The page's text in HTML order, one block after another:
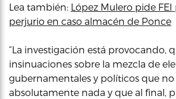
Lea también: López Mulero pide
perjurio en caso almacén de Ponce
“La investigación está provocando,
insinuaciones sobre la mezcla de
gubernamentales y políticos que no
absolutamente nada y que al final,